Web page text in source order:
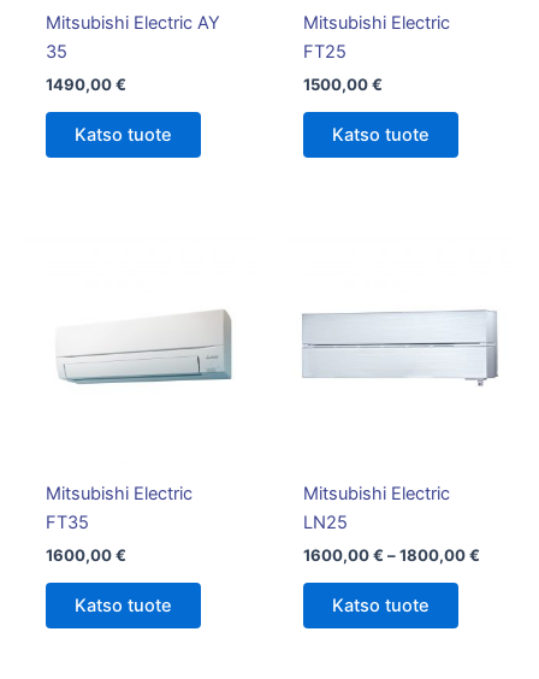
Mitsubishi Electric AY
35
1490,00€
Katso tuote
Mitsubishi Electric
FT25
1500,00€
Katso tuote
Mitsubishi Electric
FT35
1600,00€
Katso tuote
Mitsubishi Electric
LN25
1600,00€ – 1800,00€
Katso tuote
Voit